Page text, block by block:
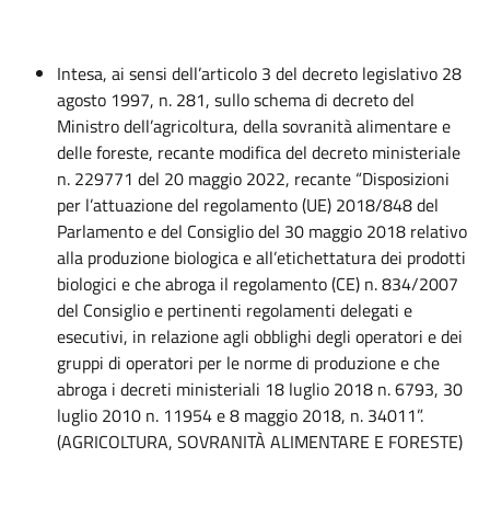
Intesa, ai sensi dell’articolo 3 del decreto legislativo 28
agosto 1997, n. 281, sullo schema di decreto del
Ministro dell’agricoltura, della sovranità alimentare e
delle foreste, recante modifica del decreto ministeriale
n. 229771 del 20 maggio 2022, recante “Disposizioni
per l’attuazione del regolamento (UE) 2018/848 del
Parlamento e del Consiglio del 30 maggio 2018 relativo
alla produzione biologica e all’etichettatura dei prodotti
biologici e che abroga il regolamento (CE) n. 834/2007
del Consiglio e pertinenti regolamenti delegati e
esecutivi, in relazione agli obblighi degli operatori e dei
gruppi di operatori per le norme di produzione e che
abroga i decreti ministeriali 18 luglio 2018 n. 6793, 30
luglio 2010 n. 11954 e 8 maggio 2018, n. 34011”.
(AGRICOLTURA, SOVRANITÀ ALIMENTARE E FORESTE)